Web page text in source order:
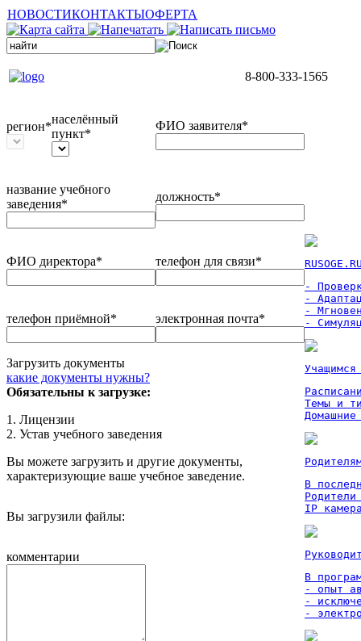
НОВОСТИКОНТАКТЫОФЕРТА
8-800-333-1565
регион*
населённый
пункт*
ФИО заявителя*
название учебного
заведения*
должность*
ФИО директора* телефон для связи*
телефон приёмной* электронная почта*
Загрузить документы
какие документы нужны?
Обязательны к загрузке:
1. Лицензии
2. Устав учебного заведения
Вы можете загрузить и другие документы,
характеризующие ваше учебное заведение.
Вы загрузили файлы:
комментарии
-
-
-
-
Темы и
Домашние
В
IP
В
- опыт
-
-